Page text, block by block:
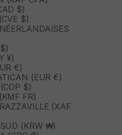
$)
$)
¥)
€)
(EUR €)
$)
FR)
(XAF
(KRW ₩)